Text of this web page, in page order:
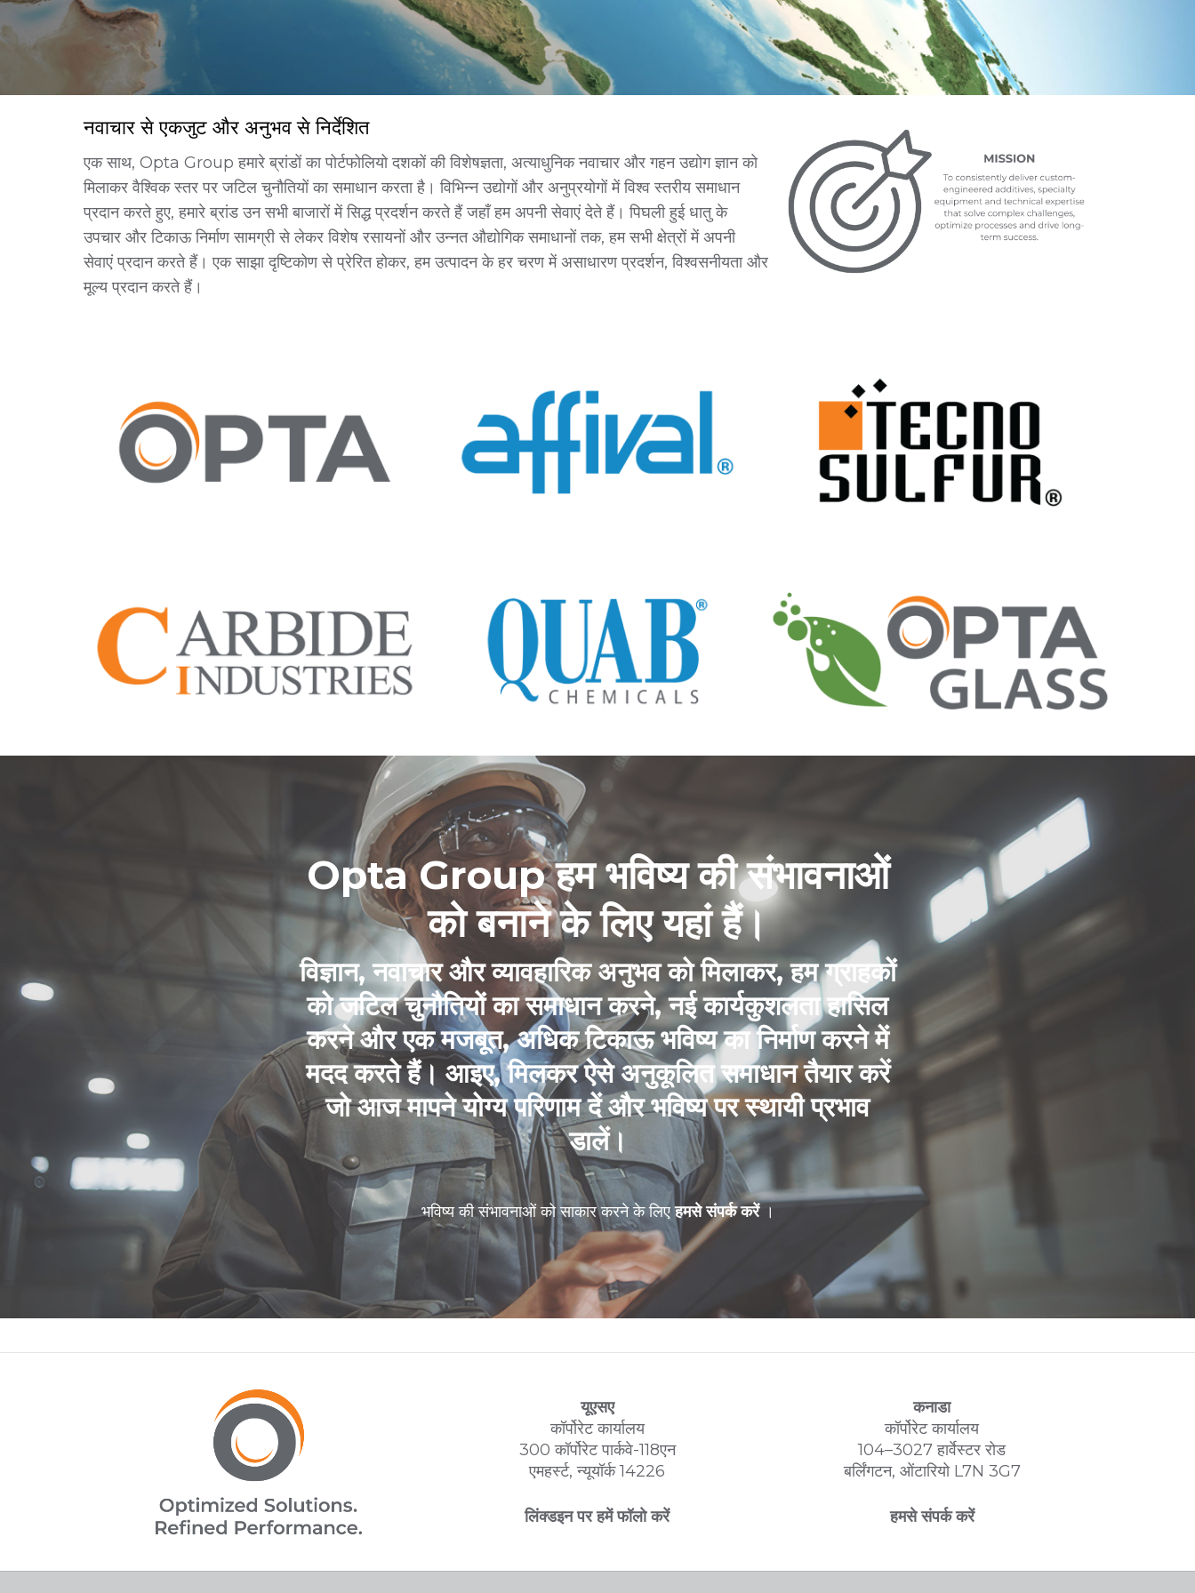
नवाचार से एकजुट और अनुभव से निर्देशित
एक साथ, Opta Group हमारे ब्रांडों का पोर्टफोलियो दशकों की विशेषज्ञता, अत्याधुनिक नवाचार और गहन उद्योग ज्ञान को
मिलाकर वैश्विक स्तर पर जटिल चुनौतियों का समाधान करता है। विभिन्न उद्योगों और अनुप्रयोगों में विश्व स्तरीय समाधान
प्रदान करते हुए, हमारे ब्रांड उन सभी बाजारों में सिद्ध प्रदर्शन करते हैं जहाँ हम अपनी सेवाएं देते हैं। पिघली हुई धातु के
उपचार और टिकाऊ निर्माण सामग्री से लेकर विशेष रसायनों और उन्नत औद्योगिक समाधानों तक, हम सभी क्षेत्रों में अपनी
सेवाएं प्रदान करते हैं। एक साझा दृष्टिकोण से प्रेरित होकर, हम उत्पादन के हर चरण में असाधारण प्रदर्शन, विश्वसनीयता और
मूल्य प्रदान करते हैं।
Opta Group हम भविष्य की संभावनाओं
को बनाने के लिए यहां हैं।
विज्ञान, नवाचार और व्यावहारिक अनुभव को मिलाकर, हम ग्राहकों
को जटिल चुनौतियों का समाधान करने, नई कार्यकुशलता हासिल
करने और एक मजबूत, अधिक टिकाऊ भविष्य का निर्माण करने में
मदद करते हैं। आइए, मिलकर ऐसे अनुकूलित समाधान तैयार करें
जो आज मापने योग्य परिणाम दें और भविष्य पर स्थायी प्रभाव
डालें।
भविष्य की संभावनाओं को साकार करने के लिएहमसे संपर्क करें।
यूएसए
कॉर्पोरेट कार्यालय
300 कॉर्पोरेट पार्कवे-118एन
एमहर्स्ट, न्यूयॉर्क 14226
लिंक्डइन पर हमें फॉलो करें
कनाडा
कॉर्पोरेट कार्यालय
104–3027 हार्वेस्टर रोड
बर्लिंगटन, ओंटारियो L7N 3G7
हमसे संपर्क करें